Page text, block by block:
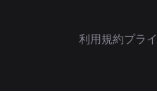
利用規約プラ